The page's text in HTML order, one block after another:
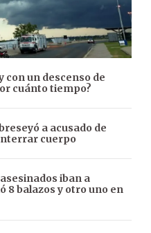
con un descenso de
cuánto tiempo?
a acusado de
cuerpo
iban a
8 balazos y otro uno en